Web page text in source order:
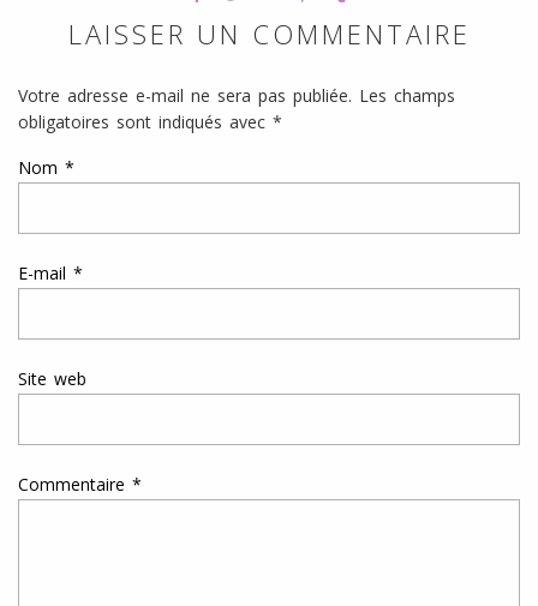
LAISSER UN COMMENTAIRE
Votre adresse e-mail ne sera pas publiée. Les champs
obligatoires sont indiqués avec *
Nom *
E-mail *
Site web
Commentaire *